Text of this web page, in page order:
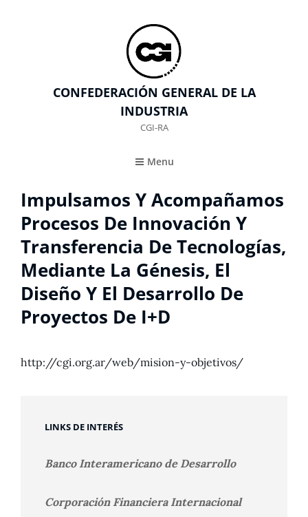
CONFEDERACIÓN GENERAL DE LA
INDUSTRIA
CGI-RA
Menu
Impulsamos Y Acompañamos
Procesos De Innovación Y
Transferencia De Tecnologías,
Mediante La Génesis, El
Diseño Y El Desarrollo De
Proyectos De I+D
http://cgi.org.ar/web/mision-y-objetivos/
LINKS DE INTERÉS
Banco Interamericano de Desarrollo
Corporación Financiera Internacional